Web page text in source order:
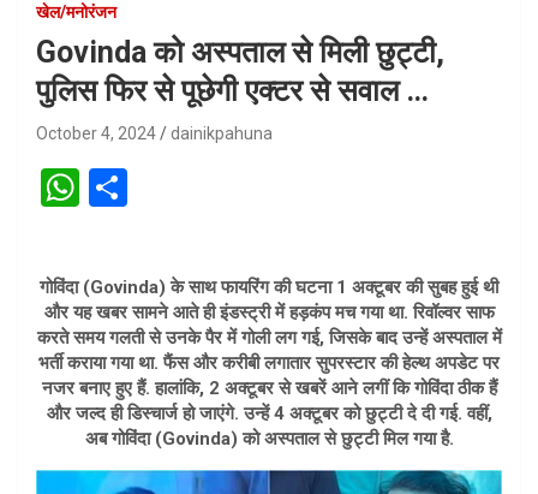
खेल/मनोरंजन
Govinda को अस्पताल से मिली छुट्टी,
पुलिस फिर से पूछेगी एक्टर से सवाल …
October 4, 2024 dainikpahuna
W
s
A
p
p
e
गोविंदा (Govinda) के साथ फायरिंग की घटना 1 अक्टूबर की सुबह हुई थी
और यह खबर सामने आते ही इंडस्ट्री में हड़कंप मच गया था. रिवॉल्वर साफ
करते समय गलती से उनके पैर में गोली लग गई, जिसके बाद उन्हें अस्पताल में
भर्ती कराया गया था. फैंस और करीबी लगातार सुपरस्टार की हेल्थ अपडेट पर
नजर बनाए हुए हैं. हालांकि, 2 अक्टूबर से खबरें आने लगीं कि गोविंदा ठीक हैं
और जल्द ही डिस्चार्ज हो जाएंगे. उन्हें 4 अक्टूबर को छुट्टी दे दी गई. वहीं,
अब गोविंदा (Govinda) को अस्पताल से छुट्टी मिल गया है.